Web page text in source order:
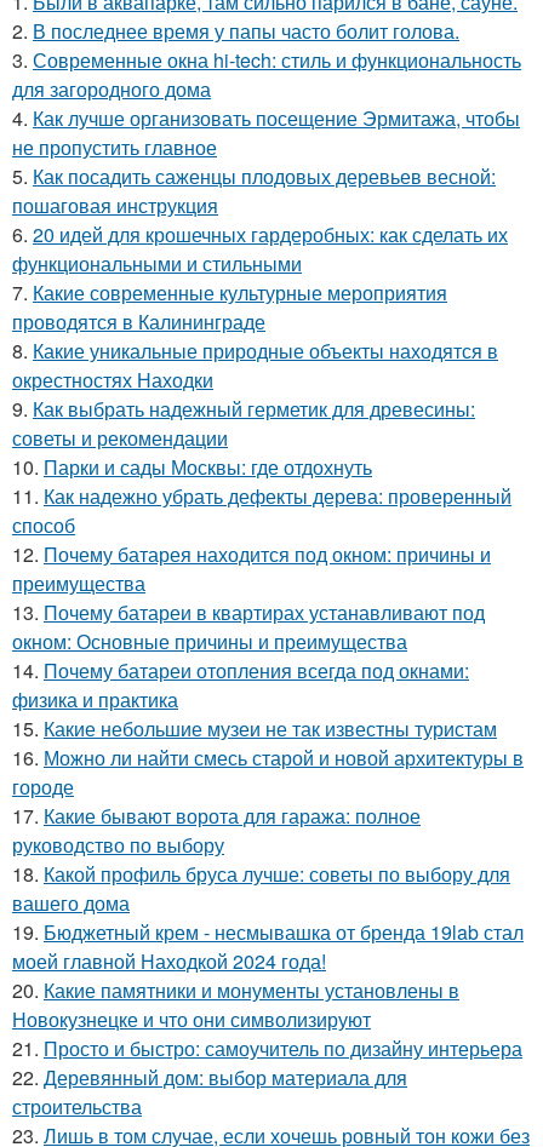
2. В последнее время у папы часто болит голова.
3. Современные окна hi-tech: стиль и функциональность
для загородного дома
4. Как лучше организовать посещение Эрмитажа, чтобы
не пропустить главное
5. Как посадить саженцы плодовых деревьев весной:
пошаговая инструкция
6. 20 идей для крошечных гардеробных: как сделать их
функциональными и стильными
7. Какие современные культурные мероприятия
проводятся в Калининграде
8. Какие уникальные природные объекты находятся в
окрестностях Находки
9. Как выбрать надежный герметик для древесины:
советы и рекомендации
10. Парки и сады Москвы: где отдохнуть
11. Как надежно убрать дефекты дерева: проверенный
способ
12. Почему батарея находится под окном: причины и
преимущества
13. Почему батареи в квартирах устанавливают под
окном: Основные причины и преимущества
14. Почему батареи отопления всегда под окнами:
физика и практика
15. Какие небольшие музеи не так известны туристам
16. Можно ли найти смесь старой и новой архитектуры в
городе
17. Какие бывают ворота для гаража: полное
руководство по выбору
18. Какой профиль бруса лучше: советы по выбору для
вашего дома
19. Бюджетный крем - несмывашка от бренда 19lab стал
моей главной Находкой 2024 года!
20. Какие памятники и монументы установлены в
Новокузнецке и что они символизируют
21. Просто и быстро: самоучитель по дизайну интерьера
22. Деревянный дом: выбор материала для
строительства
23. Лишь в том случае, если хочешь ровный тон кожи без